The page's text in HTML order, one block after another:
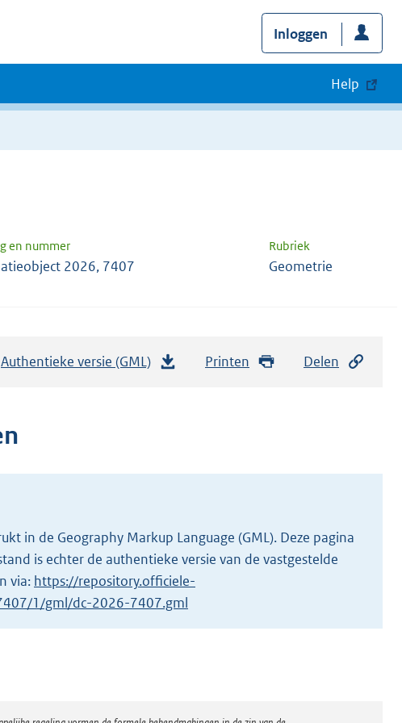
Inloggen
Help
en nummer Rubriek
2026, 7407 Geometrie
Authentieke versie (GML)
n
g
r
o
o
Printen Delen
in de Geography Markup Language (GML). Deze pagina
is echter de authentieke versie van de vastgestelde
via: https://repository.officiele-
1/gml/dc-2026-7407.gml